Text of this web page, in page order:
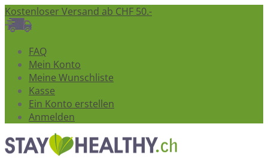
Kostenloser Versand ab CHF 50.-
FAQ
Mein Konto
Meine Wunschliste
Kasse
Ein Konto erstellen
Anmelden